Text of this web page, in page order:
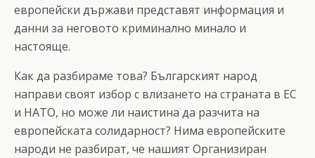
европейски държави представят информация и
данни за неговото криминално минало и
настояще.
Как да разбираме това? Българският народ
направи своят избор с влизането на страната в ЕС
и НАТО, но може ли наистина да разчита на
европейската солидарност? Нима европейските
народи не разбират, че нашият Организиран